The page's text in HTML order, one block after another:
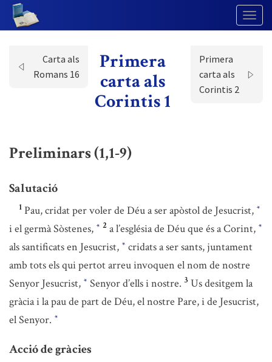
Carta als
Romans 16
Primera
carta als
Corintis 1
Primera
carta als
Corintis 2
Preliminars (1,1-9)
Salutació
1 Pau, cridat per voler de Déu a ser apòstol de Jesucrist, *
i el germà Sòstenes, * 2 a l’església de Déu que és a Corint, *
als santificats en Jesucrist, * cridats a ser sants, juntament
amb tots els qui pertot arreu invoquen el nom de nostre
Senyor Jesucrist, * Senyor d’ells i nostre. 3 Us desitgem la
gràcia i la pau de part de Déu, el nostre Pare, i de Jesucrist,
el Senyor. *
Acció de gràcies